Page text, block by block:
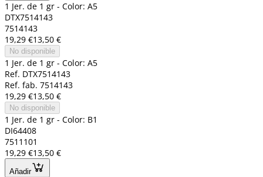
1 Jer. de 1 gr - Color: A5
DTX7514143
7514143
19,29 €13,50 €
No disponible
1 Jer. de 1 gr - Color: A5
Ref. DTX7514143
Ref. fab. 7514143
19,29 €13,50 €
No disponible
1 Jer. de 1 gr - Color: B1
DI64408
7511101
19,29 €13,50 €
Añadir